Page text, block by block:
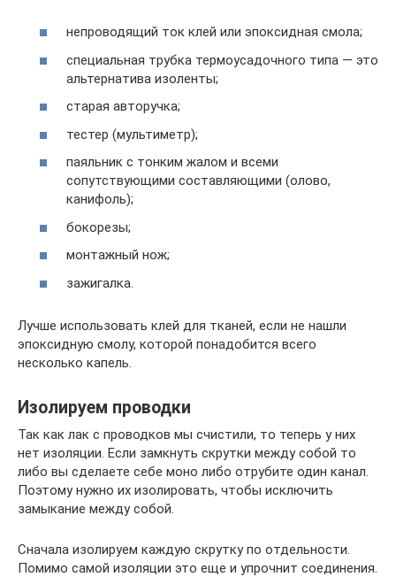
непроводящий ток клей или эпоксидная смола;
специальная трубка термоусадочного типа — это
альтернатива изоленты;
старая авторучка;
тестер (мультиметр);
паяльник с тонким жалом и всеми
сопутствующими составляющими (олово,
канифоль);
бокорезы;
монтажный нож;
зажигалка.
Лучше использовать клей для тканей, если не нашли
эпоксидную смолу, которой понадобится всего
несколько капель.
Изолируем проводки
Так как лак с проводков мы счистили, то теперь у них
нет изоляции. Если замкнуть скрутки между собой то
либо вы сделаете себе моно либо отрубите один канал.
Поэтому нужно их изолировать, чтобы исключить
замыкание между собой.
Сначала изолируем каждую скрутку по отдельности.
Помимо самой изоляции это еще и упрочнит соединения.